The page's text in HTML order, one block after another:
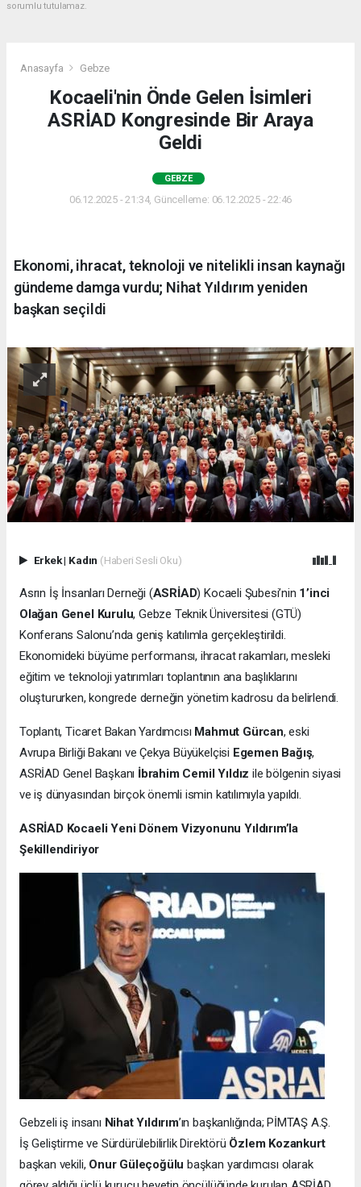
sorumlu tutulamaz.
Anasayfa Gebze
Kocaeli'nin Önde Gelen İsimleri
ASRİAD Kongresinde Bir Araya
Geldi
GEBZE
06.12.2025 - 21:34, Güncelleme: 06.12.2025 - 22:46
Ekonomi, ihracat, teknoloji ve nitelikli insan kaynağı
gündeme damga vurdu; Nihat Yıldırım yeniden
başkan seçildi
Erkek| Kadın (Haberi Sesli Oku)
Asrın İş İnsanları Derneği (ASRİAD) Kocaeli Şubesi’nin 1’inci
Olağan Genel Kurulu, Gebze Teknik Üniversitesi (GTÜ)
Konferans Salonu’nda geniş katılımla gerçekleştirildi.
Ekonomideki büyüme performansı, ihracat rakamları, mesleki
eğitim ve teknoloji yatırımları toplantının ana başlıklarını
oluştururken, kongrede derneğin yönetim kadrosu da belirlendi.
Toplantı, Ticaret Bakan Yardımcısı Mahmut Gürcan, eski
Avrupa Birliği Bakanı ve Çekya Büyükelçisi Egemen Bağış,
ASRİAD Genel Başkanı İbrahim Cemil Yıldız ile bölgenin siyasi
ve iş dünyasından birçok önemli ismin katılımıyla yapıldı.
ASRİAD Kocaeli Yeni Dönem Vizyonunu Yıldırım’la
Şekillendiriyor
Gebzeli iş insanı Nihat Yıldırım’ın başkanlığında; PİMTAŞ A.Ş.
İş Geliştirme ve Sürdürülebilirlik Direktörü Özlem Kozankurt
başkan vekili, Onur Güleçoğülu başkan yardımcısı olarak